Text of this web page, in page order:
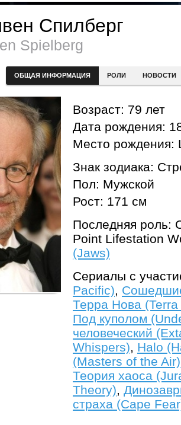
Спилберг
Spielberg
ОБЩАЯ ИНФОРМАЦИЯ РОЛИ НОВОСТИ
Возраст: 79 лет
Дата рождения:
Место
Знак зодиака:
Пол: Мужской
Рост: 171 см
Последняя роль:
Point Lifestation
(Jaws)
Сериалы с
Pacific),
Терра Нова
Под куполом
человеческий
Whispers), Halo
(Masters of the Air)
Теория хаоса
Theory),
страха (Cape